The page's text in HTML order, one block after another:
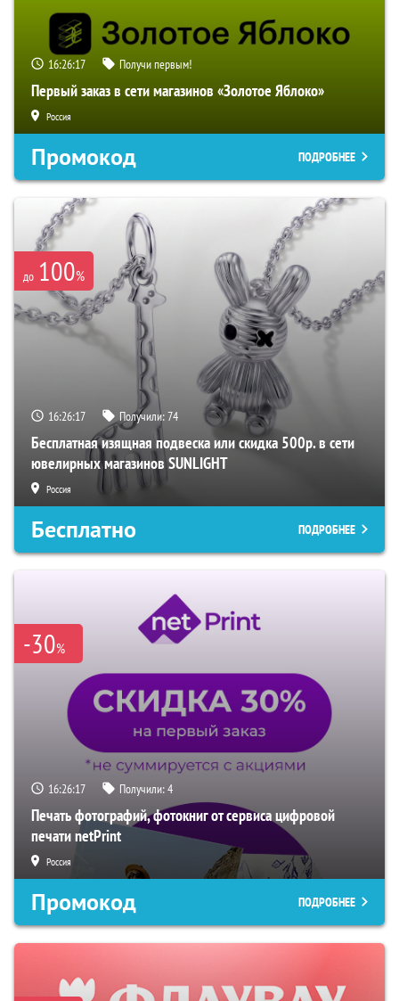
16:26:16 Получи первым!
Первый заказ в сети магазинов «Золотое Яблоко»
Россия
Промокод ПОДРОБНЕЕ
до 100%
16:26:16 Получили:74
Бесплатная изящная подвеска или скидка 500р. в сети
ювелирных магазинов SUNLIGHT
Россия
Бесплатно ПОДРОБНЕЕ
-30%
16:26:16 Получили:4
Печать фотографий, фотокниг от сервиса цифровой
печати netPrint
Россия
Промокод ПОДРОБНЕЕ